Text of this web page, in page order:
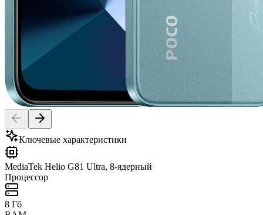
Ключевые характеристики
MediaTek Helio G81 Ultra, 8-ядерный
Процессор
8 Гб